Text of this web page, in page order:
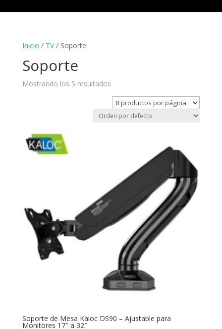
Inicio / TV/ Soporte
Soporte
Mostrando los 5 resultados
Soporte de Mesa Kaloc DS90 – Ajustable para
Monitores 17″ a 32″